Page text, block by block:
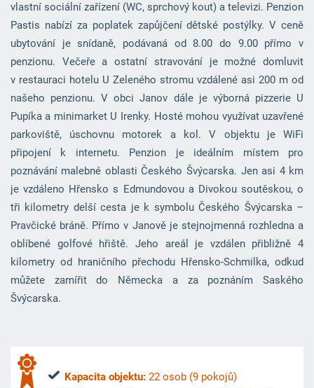
vlastní sociální zařízení (WC, sprchový kout) a televizi. Penzion
Pastis nabízí za poplatek zapůjčení dětské postýlky. V ceně
ubytování je snídaně, podávaná od 8.00 do 9.00 přímo v
penzionu. Večeře a ostatní stravování je možné domluvit
v restauraci hotelu U Zeleného stromu vzdálené asi 200 m od
našeho penzionu. V obci Janov dále je výborná pizzerie U
Pupíka a minimarket U Irenky. Hosté mohou využívat uzavřené
parkoviště, úschovnu motorek a kol. V objektu je WiFi
připojení k internetu. Penzion je ideálním místem pro
poznávání malebné oblasti Českého Švýcarska. Jen asi 4 km
je vzdáleno Hřensko s Edmundovou a Divokou soutěskou, o
tři kilometry delší cesta je k symbolu Českého Švýcarska –
Pravčické bráně. Přímo v Janově je stejnojmenná rozhledna a
oblíbené golfové hřiště. Jeho areál je vzdálen přibližně 4
kilometry od hraničního přechodu Hřensko-Schmilka, odkud
můžete zamířit do Německa a za poznáním Saského
Švýcarska.
Kapacita objektu:22 osob (9 pokojů)